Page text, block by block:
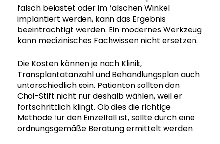
falsch belastet oder im falschen Winkel
implantiert werden, kann das Ergebnis
beeinträchtigt werden. Ein modernes Werkzeug
kann medizinisches Fachwissen nicht ersetzen.
Die Kosten können je nach Klinik,
Transplantatanzahl und Behandlungsplan auch
unterschiedlich sein. Patienten sollten den
Choi-Stift nicht nur deshalb wählen, weil er
fortschrittlich klingt. Ob dies die richtige
Methode für den Einzelfall ist, sollte durch eine
ordnungsgemäße Beratung ermittelt werden.